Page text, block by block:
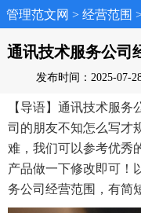
管理范文网 > 经营范围
通讯技术服务公司
发布时间：2025-07-
【导语】通讯技术服
司的朋友不知怎么写才
难，我们可以参考优秀
产品做一下修改即可！
务公司经营范围，有简